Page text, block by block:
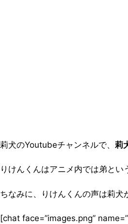
莉犬のYoutubeチャンネルで、 莉
りけんくんはアニメ内では弟とい
ちなみに、りけんくんの声は莉犬
[chat face=”images.png”